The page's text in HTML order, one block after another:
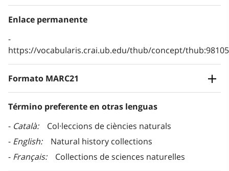
Enlace permanente
https://vocabularis.crai.ub.edu/thub/concept/
Formato MARC21
Término preferente en otras lenguas
Català
Col·leccions de ciències naturals
English
Natural history collections
Français
Collections de sciences naturelles